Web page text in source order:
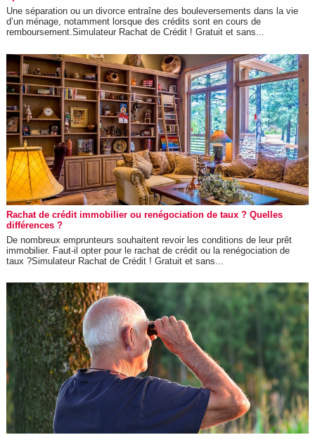
Une séparation ou un divorce entraîne des bouleversements dans la vie
d’un ménage, notamment lorsque des crédits sont en cours de
remboursement.Simulateur Rachat de Crédit ! Gratuit et sans...
Rachat de crédit immobilier ou renégociation de taux ? Quelles
différences ?
De nombreux emprunteurs souhaitent revoir les conditions de leur prêt
immobilier. Faut-il opter pour le rachat de crédit ou la renégociation de
taux ?Simulateur Rachat de Crédit ! Gratuit et sans...